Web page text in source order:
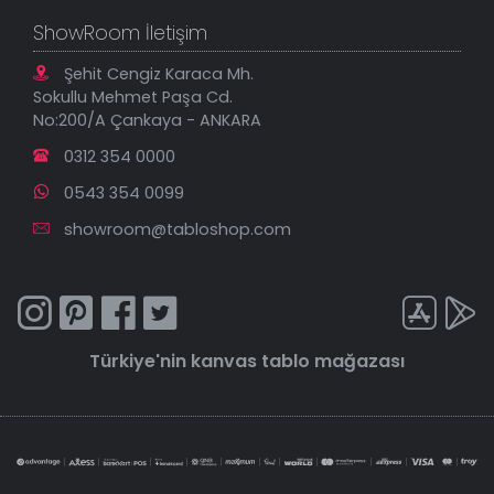
ShowRoom İletişim
Şehit Cengiz Karaca Mh.
Sokullu Mehmet Paşa Cd.
No:200/A Çankaya - ANKARA
0312 354 0000
0543 354 0099
showroom@tabloshop.com
Türkiye'nin kanvas tablo mağazası